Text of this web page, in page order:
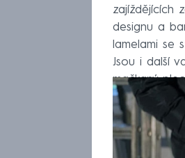
zajíždějících
designu a
lamelami se
Jsou i další
mačkaný